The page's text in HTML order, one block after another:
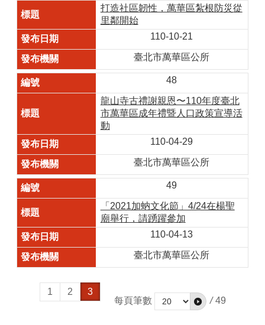
打造社區韌性，萬華區紮根防災從
里鄰開始
110-10-21
臺北市萬華區公所
48
龍山寺古禮謝親恩〜110年度臺北
市萬華區成年禮暨人口政策宣導活
動
110-04-29
臺北市萬華區公所
49
「2021加蚋文化節」4/24在楊聖
廟舉行，請踴躍參加
110-04-13
臺北市萬華區公所
1 2
3
每頁筆數
/ 49